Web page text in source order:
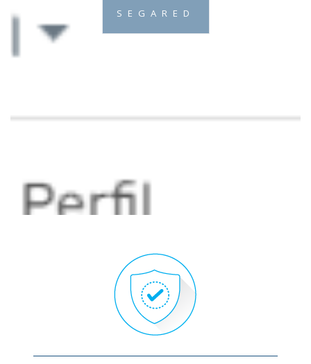
SEGARED